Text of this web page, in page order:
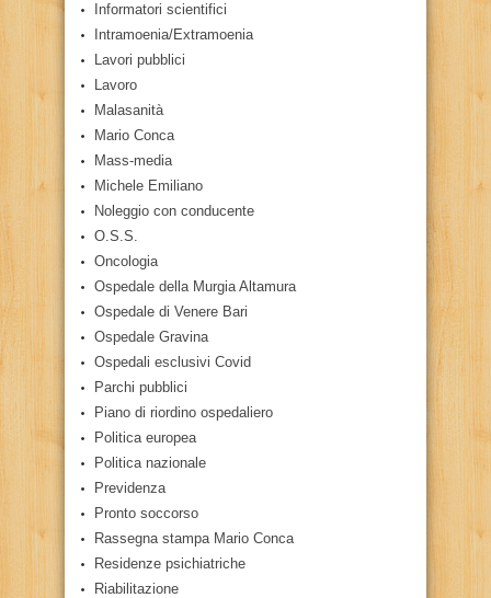
Informatori scientifici
Intramoenia/Extramoenia
Lavori pubblici
Lavoro
Malasanità
Mario Conca
Mass-media
Michele Emiliano
Noleggio con conducente
O.S.S.
Oncologia
Ospedale della Murgia Altamura
Ospedale di Venere Bari
Ospedale Gravina
Ospedali esclusivi Covid
Parchi pubblici
Piano di riordino ospedaliero
Politica europea
Politica nazionale
Previdenza
Pronto soccorso
Rassegna stampa Mario Conca
Residenze psichiatriche
Riabilitazione